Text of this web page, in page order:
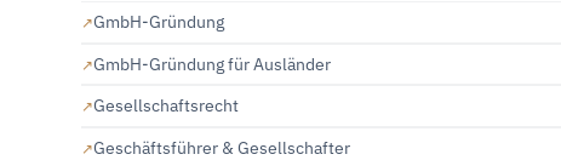
GmbH-Gründung
GmbH-Gründung für Ausländer
Gesellschaftsrecht
Geschäftsführer & Gesellschafter